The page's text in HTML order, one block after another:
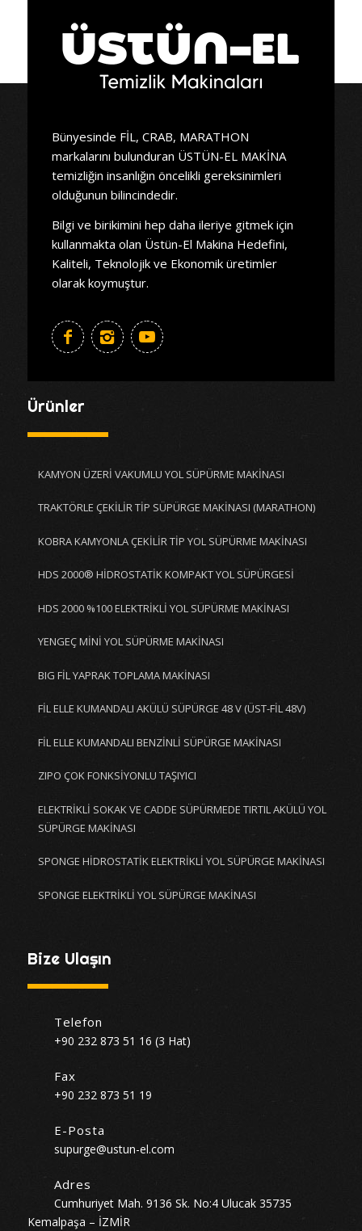
Bünyesinde FİL, CRAB, MARATHON
markalarını bulunduran ÜSTÜN-EL MAKİNA
temizliğin insanlığın öncelikli gereksinimleri
olduğunun bilincindedir.
Bilgi ve birikimini hep daha ileriye gitmek için
kullanmakta olan Üstün-El Makina Hedefini,
Kaliteli, Teknolojik ve Ekonomik üretimler
olarak koymuştur.
Ürünler
KAMYON ÜZERİ VAKUMLU YOL SÜPÜRME MAKİNASI
TRAKTÖRLE ÇEKİLİR TİP SÜPÜRGE MAKİNASI (MARATHON)
KOBRA KAMYONLA ÇEKİLİR TİP YOL SÜPÜRME MAKİNASI
HDS 2000® HİDROSTATİK KOMPAKT YOL SÜPÜRGESİ
HDS 2000 %100 ELEKTRİKLİ YOL SÜPÜRME MAKİNASI
YENGEÇ MİNİ YOL SÜPÜRME MAKİNASI
BIG FİL YAPRAK TOPLAMA MAKİNASI
FİL ELLE KUMANDALI AKÜLÜ SÜPÜRGE 48 V (ÜST-FİL 48V)
FİL ELLE KUMANDALI BENZİNLİ SÜPÜRGE MAKİNASI
ZIPO ÇOK FONKSİYONLU TAŞIYICI
ELEKTRİKLİ SOKAK VE CADDE SÜPÜRMEDE TIRTIL AKÜLÜ YOL
SÜPÜRGE MAKİNASI
SPONGE HİDROSTATİK ELEKTRİKLİ YOL SÜPÜRGE MAKİNASI
SPONGE ELEKTRİKLİ YOL SÜPÜRGE MAKİNASI
Bize Ulaşın
Telefon
+90 232 873 51 16 (3 Hat)
Fax
+90 232 873 51 19
E-Posta
supurge@ustun-el.com
Adres
Cumhuriyet Mah. 9136 Sk. No:4 Ulucak 35735
Kemalpaşa – İZMİR